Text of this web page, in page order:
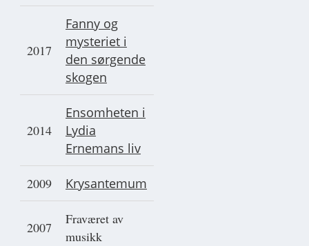
2017
Fanny og
mysteriet i
den sørgende
skogen
2014
Ensomheten i
Lydia
Ernemans liv
2009 Krysantemum
2007
Fraværet av
musikk